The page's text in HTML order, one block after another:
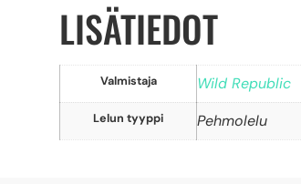
LISÄTIEDOT
Valmistaja Wild Republic
Lelun tyyppi Pehmolelu